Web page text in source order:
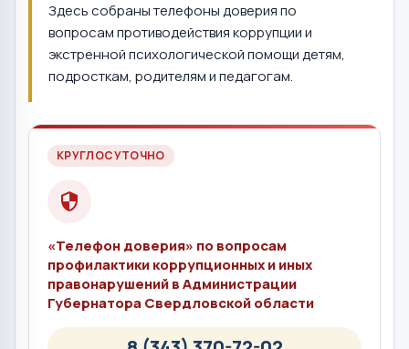
Здесь собраны телефоны доверия по
вопросам противодействия коррупции и
экстренной психологической помощи детям,
подросткам, родителям и педагогам.
КРУГЛОСУТОЧНО
«Телефон доверия» по вопросам
профилактики коррупционных и иных
правонарушений в Администрации
Губернатора Свердловской области